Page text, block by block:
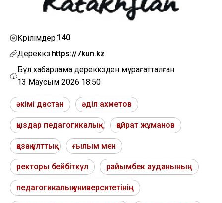
Көрілімдер:140
Дереккөз:https://7kun.kz
Бұл хабарлама дереккөзден мұрағатталған
13 Маусым 2026 18:50
әкімі дастан әділ ахметов
қыздар педагогикалық қайрат жұманов
қазақ ұлттық ғылым мен
ректоры бейбіткүл райымбек ауданының
педагогикалық университетінің